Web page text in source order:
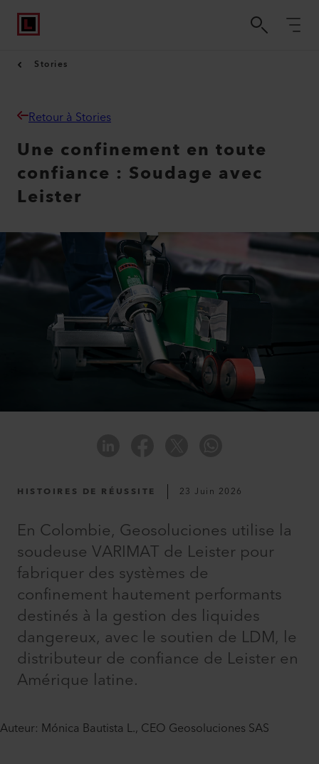
Stories
Retour à Stories
Une confinement en toute
confiance : Soudage avec
Leister
HISTOIRES DE RÉUSSITE 23 Juin 2026
En Colombie, Geosoluciones utilise la
soudeuse VARIMAT de Leister pour
fabriquer des systèmes de
confinement hautement performants
destinés à la gestion des liquides
dangereux, avec le soutien de LDM, le
distributeur de confiance de Leister en
Amérique latine.
Auteur: Mónica Bautista L., CEO Geosoluciones SAS